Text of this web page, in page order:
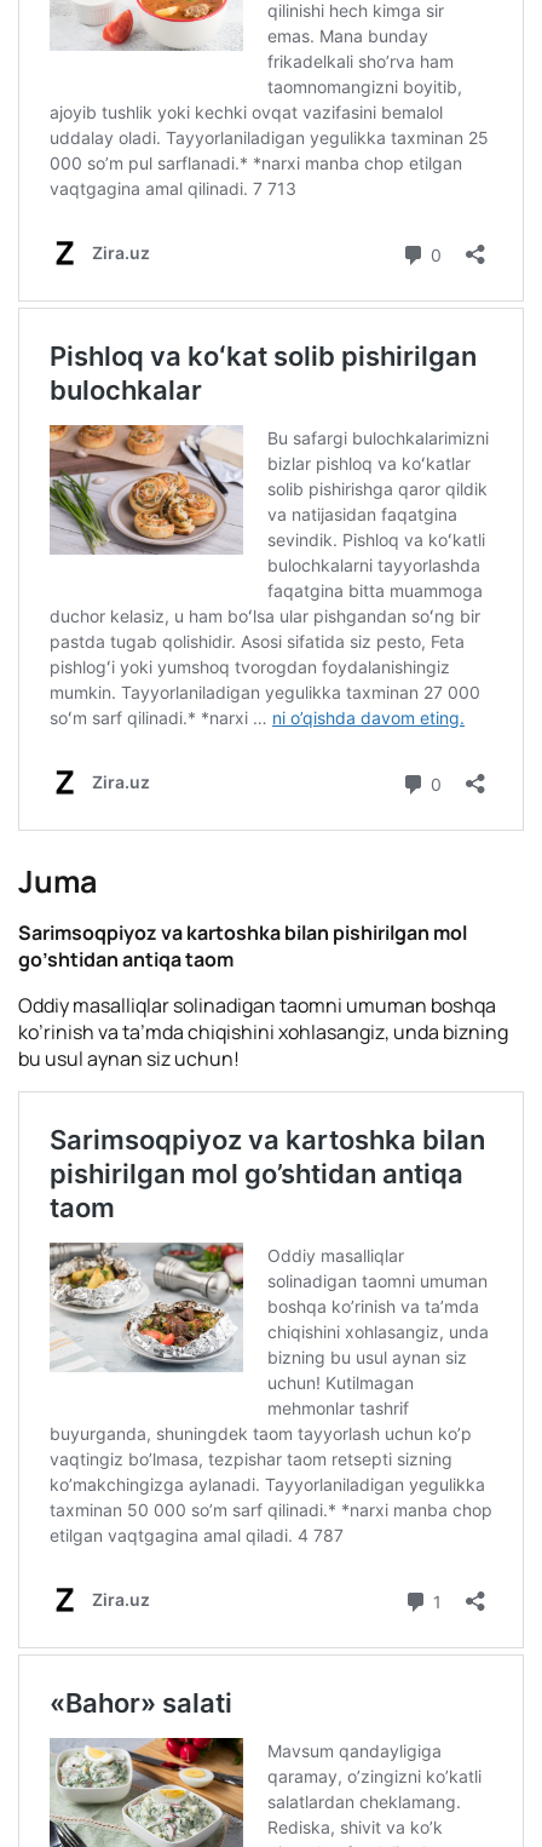
Juma
Sarimsoqpiyoz va kartoshka bilan pishirilgan mol
go’shtidan antiqa taom
Oddiy masalliqlar solinadigan taomni umuman boshqa
ko’rinish va ta’mda chiqishini xohlasangiz, unda bizning
bu usul aynan siz uchun!